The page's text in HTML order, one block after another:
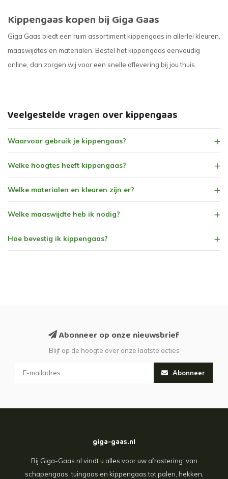
Kippengaas kopen bij Giga Gaas
Giga Gaas biedt een ruim assortiment kippengaas in allerlei kleuren,
maaswijdtes en materialen. Bestel het kippengaas eenvoudig
online, dan zorgen wij voor een snelle aflevering bij jou thuis.
Veelgestelde vragen over kippengaas
Waarvoor gebruik je kippengaas?
Welke hoogtes heeft kippengaas?
Welke materialen en kleuren zijn er?
Welke maaswijdte heb ik nodig?
Hoe bevestig ik kippengaas?
Abonneer op onze nieuwsbrief
Blijf op de hoogte over onze laatste acties
Abonneer
giga-gaas.nl
Bij Giga-Gaas.nl vindt u alles voor uw afrastering: van
schapengaas, tuingaas en kippengaas tot palen, hekken,